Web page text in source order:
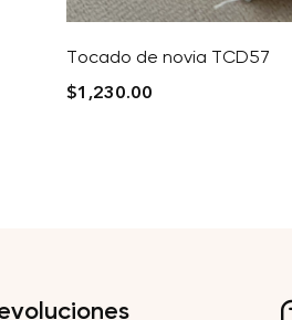
Tocado de novia TCD57
$1,230.00